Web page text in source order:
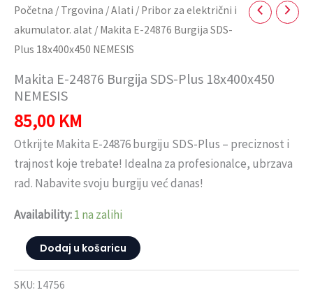
Početna / Trgovina /Alati / Pribor za električni i
akumulator. alat / Makita E-24876 Burgija SDS-
Plus 18x400x450 NEMESIS
Makita E-24876 Burgija SDS-Plus 18x400x450
NEMESIS
85,00 KM
Otkrijte Makita E-24876 burgiju SDS-Plus – preciznost i
trajnost koje trebate! Idealna za profesionalce, ubrzava
rad. Nabavite svoju burgiju već danas!
Availability:1 na zalihi
Dodaj u košaricu
SKU: 14756